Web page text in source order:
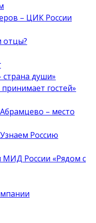
– ЦИК России
отцы?
страна души»
гостей»
– место
Россию
России «Рядом с